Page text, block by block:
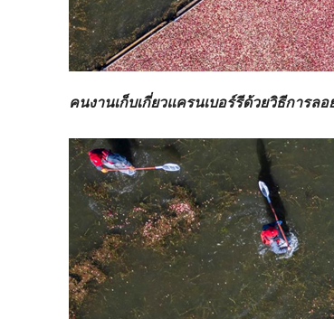
คนงานเก็บเกี่ยวแครนเบอร์รีด้วยวิธีการ